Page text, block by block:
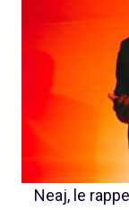
Neaj, le